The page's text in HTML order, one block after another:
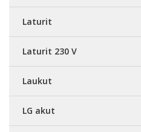
Laturit
Laturit 230 V
Laukut
LG akut